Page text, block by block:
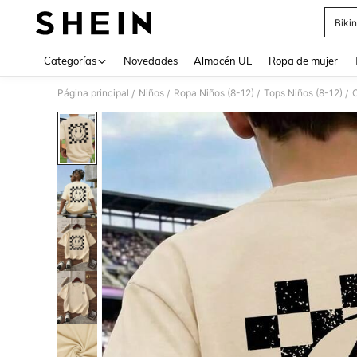
Categorías Novedades Almacén UE Ropa de mujer
Página principal / Niños / Ropa Niños (8-12) / Tops Niños (8-12) /